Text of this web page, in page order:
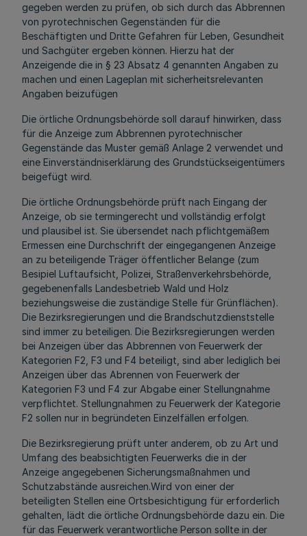
gegeben werden zu prüfen, ob sich durch das Abbrennen
von pyrotechnischen Gegenständen für die
Beschäftigten und Dritte Gefahren für Leben, Gesundheit
und Sachgüter ergeben können. Hierzu hat der
Anzeigende die in § 23 Absatz 4 genannten Angaben zu
machen und einen Lageplan mit sicherheitsrelevanten
Angaben beizufügen
Die örtliche Ordnungsbehörde soll darauf hinwirken, dass
für die Anzeige zum Abbrennen pyrotechnischer
Gegenstände das Muster gemäß Anlage 2 verwendet und
eine Einverständniserklärung des Grundstückseigentümers
beigefügt wird.
Die örtliche Ordnungsbehörde prüft nach Eingang der
Anzeige, ob sie termingerecht und vollständig erfolgt
und plausibel ist. Sie übersendet nach pflichtgemäßem
Ermessen eine Durchschrift der eingegangenen Anzeige
an zu beteiligende Träger öffentlicher Belange (zum
Besipiel Luftaufsicht, Polizei, Straßenverkehrsbehörde,
gegebenenfalls Landesbetrieb Wald und Holz
beziehungsweise die zuständige Stelle für Grünflächen).
Die Bezirksregierungen und die Brandschutzdienststelle
sind immer zu beteiligen. Die Bezirksregierungen werden
bei Anzeigen über das Abbrennen von Feuerwerk der
Kategorien F2, F3 und F4 beteiligt, sind aber lediglich bei
Anzeigen über das Abrennen von Feuerwerk der
Kategorien F3 und F4 zur Abgabe einer Stellungnahme
verpflichtet. Stellungnahmen zu Feuerwerk der Kategorie
F2 sollen nur in begründeten Einzelfällen erfolgen.
Die Bezirksregierung prüft unter anderem, ob zu Art und
Umfang des beabsichtigten Feuerwerks die in der
Anzeige angegebenen Sicherungsmaßnahmen und
Schutzabstände ausreichen.Wird von einer der
beteiligten Stellen eine Ortsbesichtigung für erforderlich
gehalten, lädt die örtliche Ordnungsbehörde dazu ein. Die
für das Feuerwerk verantwortliche Person sollte in der